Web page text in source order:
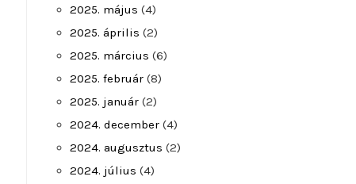
2025. május (4)
2025. április (2)
2025. március (6)
2025. február (8)
2025. január (2)
2024. december (4)
2024. augusztus (2)
2024. július (4)